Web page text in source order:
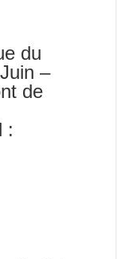
du
–
de
: